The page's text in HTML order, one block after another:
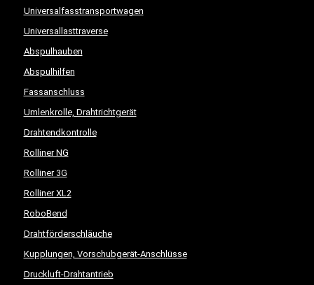
Universalfasstransportwagen
Universallasttraverse
Abspulhauben
Abspulhilfen
Fassanschluss
Umlenkrolle, Drahtrichtgerät
Drahtendkontrolle
Rolliner NG
Rolliner 3G
Rolliner XL2
RoboBend
Drahtförderschläuche
Kupplungen, Vorschubgerät-Anschlüsse
Druckluft-Drahtantrieb